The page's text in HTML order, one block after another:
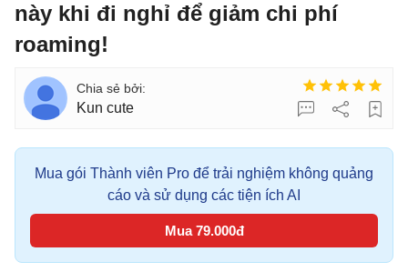
này khi đi nghỉ để giảm chi phí
roaming!
Kun cute
Mua gói Thành viên Pro để trải nghiệm không quảng
cáo và sử dụng các tiện ích AI
Mua 79.000đ